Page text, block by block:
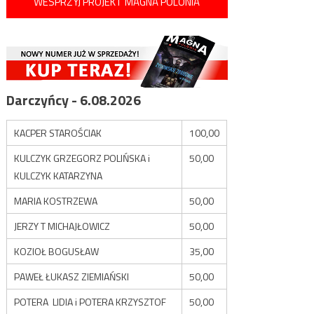
Darczyńcy - 6.08.2026
KACPER STAROŚCIAK
100,00
KULCZYK GRZEGORZ POLIŃSKA i
KULCZYK KATARZYNA
50,00
MARIA KOSTRZEWA
50,00
JERZY T MICHAJŁOWICZ
50,00
KOZIOŁ BOGUSŁAW
35,00
PAWEŁ ŁUKASZ ZIEMIAŃSKI
50,00
POTERA LIDIA i POTERA KRZYSZTOF
50,00